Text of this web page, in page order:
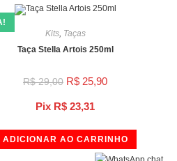
Pix R$ 23,31
Kits, Taças
Taça Stella Artois 250ml
R$29,00 R$ 25,90
ADICIONAR AO CARRINHO